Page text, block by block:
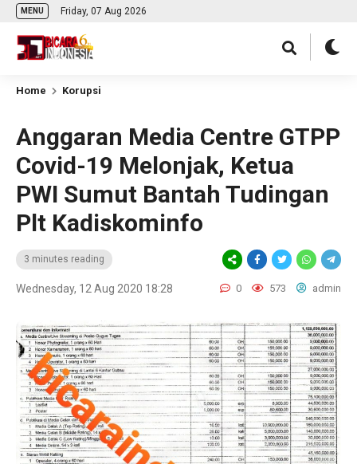
MENU Friday, 07 Aug 2026
Home Korupsi
Anggaran Media Centre GTPP
Covid-19 Melonjak, Ketua
PWI Sumut Bantah Tudingan
Plt Kadiskominfo
3 minutes reading
Wednesday, 12 Aug 2020 18:28 0 573 admin